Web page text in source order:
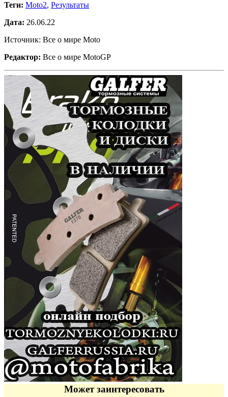
Теги: Moto2, Результаты
Дата: 26.06.22
Источник: Все о мире Moto
Редактор: Все о мире MotoGP
Может заинтересовать